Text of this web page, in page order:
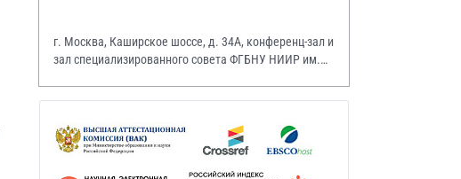
г. Москва, Каширское шоссе, д. 34А, конференц-зал и
зал специализированного совета ФГБНУ НИИР им.